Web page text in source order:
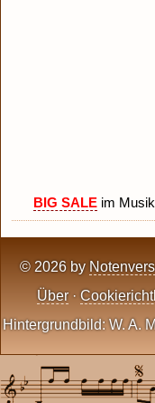
BIG SALE im
© 2026 by
Über ·
Hintergrundbild: W. A.